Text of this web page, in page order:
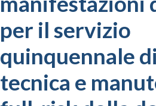
per il servizio
quinquennale
tecnica e